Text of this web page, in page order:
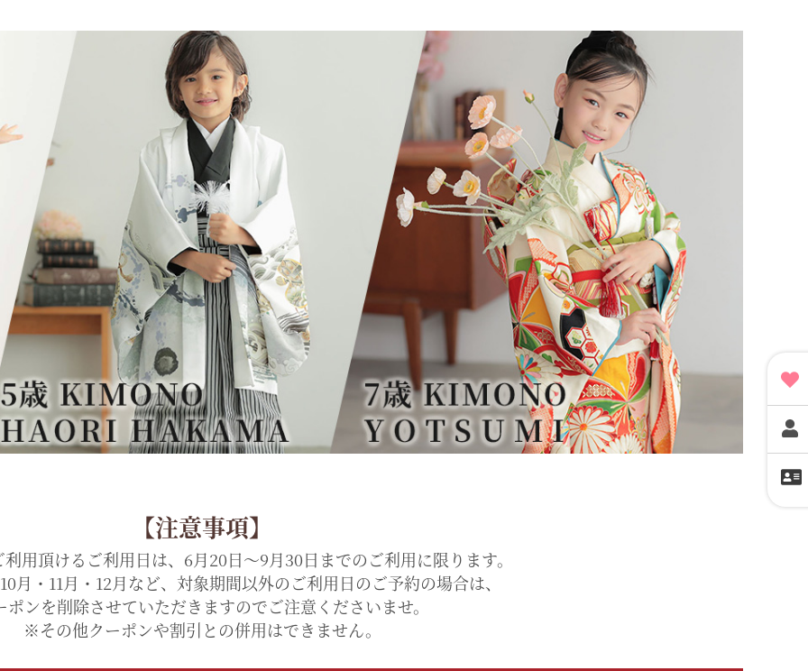
【注意事項】
用頂けるご利用日は、 6月20日～9月30日までのご利用に限ります。
月・11月・12月など、対象期間以外のご利用日のご予約の場合は、
ポンを削除させていただきますのでご注意くださいませ。
※その他クーポンや割引との併用はできません。